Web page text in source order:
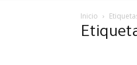
Inicio